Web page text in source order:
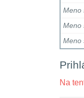
Meno
Meno
Meno
Na